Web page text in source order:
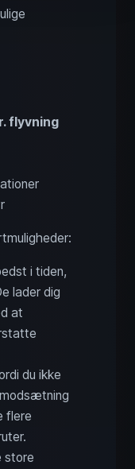
flyvning
i tiden,
lader dig
at
du ikke
flere
store